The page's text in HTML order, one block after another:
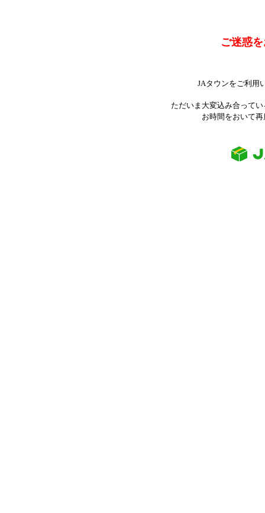
ご迷惑
JAタウンをご利用
ただいま大変込み合って
お時間をおいて